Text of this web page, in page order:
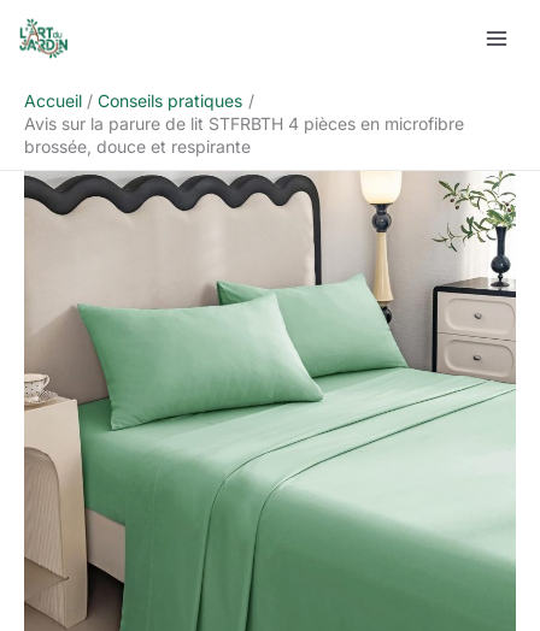
Aller
Accueil
Conseils pratiques
Avis sur la parure de lit STFRBTH 4 pièces en microfibre
brossée, douce et respirante
Rechercher